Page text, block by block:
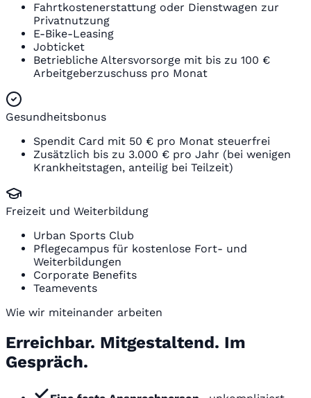
Fahrtkostenerstattung oder Dienstwagen zur
Privatnutzung
E-Bike-Leasing
Jobticket
Betriebliche Altersvorsorge mit bis zu 100 €
Arbeitgeberzuschuss pro Monat
Gesundheitsbonus
Spendit Card mit 50 € pro Monat steuerfrei
Zusätzlich bis zu 3.000 € pro Jahr (bei wenigen
Krankheitstagen, anteilig bei Teilzeit)
Freizeit und Weiterbildung
Urban Sports Club
Pflegecampus für kostenlose Fort- und
Weiterbildungen
Corporate Benefits
Teamevents
Wie wir miteinander arbeiten
Erreichbar. Mitgestaltend. Im
Gespräch.